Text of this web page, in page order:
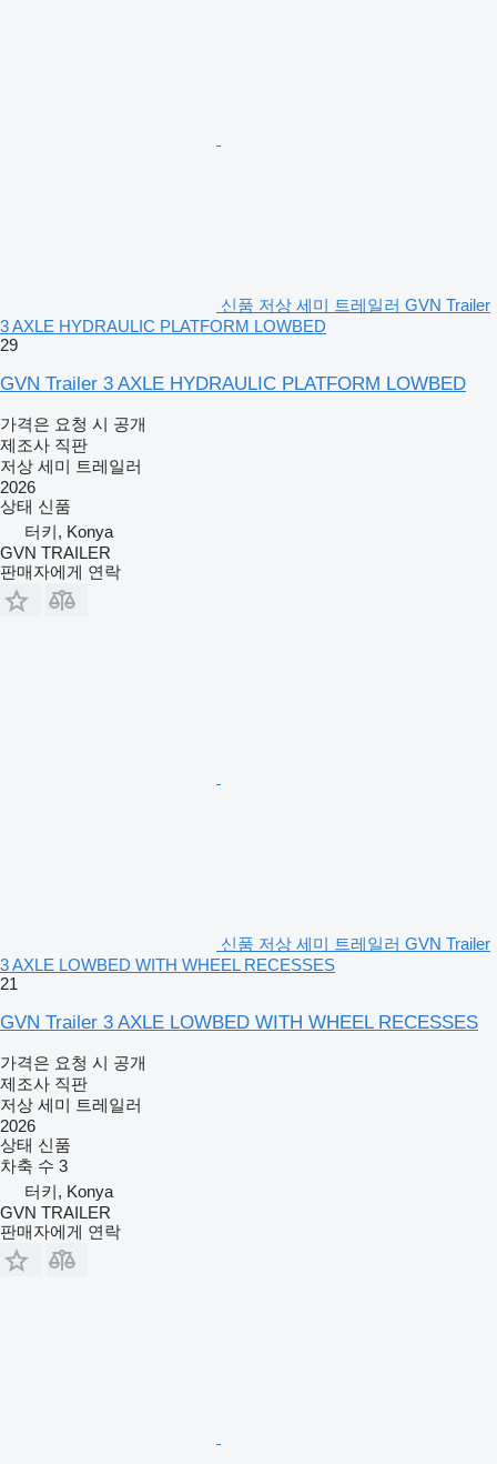
신품 저상 세미 트레일러 GVN Trailer
3 AXLE HYDRAULIC PLATFORM LOWBED
29
GVN Trailer 3 AXLE HYDRAULIC PLATFORM LOWBED
가격은 요청 시 공개
제조사 직판
저상 세미 트레일러
2026
상태 신품
터키, Konya
GVN TRAILER
판매자에게 연락
신품 저상 세미 트레일러 GVN Trailer
3 AXLE LOWBED WITH WHEEL RECESSES
21
GVN Trailer 3 AXLE LOWBED WITH WHEEL RECESSES
가격은 요청 시 공개
제조사 직판
저상 세미 트레일러
2026
상태 신품
차축 수 3
터키, Konya
GVN TRAILER
판매자에게 연락